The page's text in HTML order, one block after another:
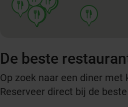
food
food
food
food
De beste
Op zoek naar een diner
Reserveer direct bij de